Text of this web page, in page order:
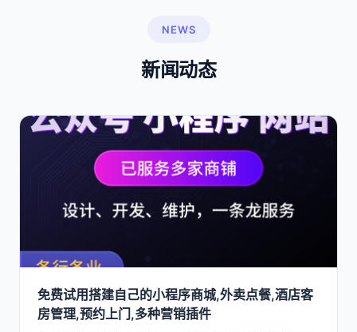
NEWS
新闻动态
免费试用搭建自己的小程序商城,外卖点餐,酒店客
房管理,预约上门,多种营销插件